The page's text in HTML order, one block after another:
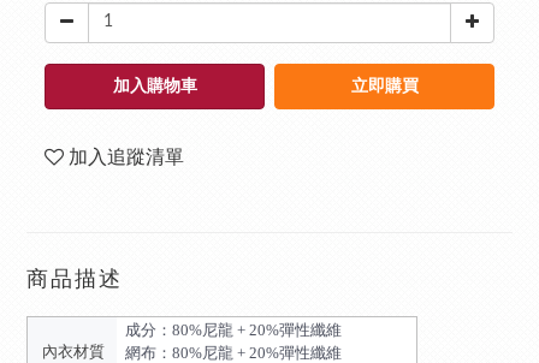
加入購物車 立即購買
加入追蹤清單
商品描述
內衣材質
成分：80%尼龍 + 20%彈性纖維
網布：80%尼龍 + 20%彈性纖維